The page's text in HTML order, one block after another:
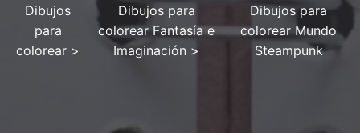
Dibujos
para
colorear >
Dibujos para
colorear Fantasía e
Imaginación >
Dibujos para
colorear Mundo
Steampunk